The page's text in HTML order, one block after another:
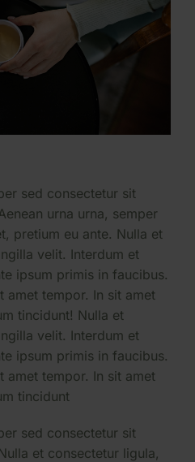
sed consectetur sit
urna urna, semper
pretium eu ante. Nulla et
velit. Interdum et
ipsum primis in faucibus.
amet tempor. In sit amet
tincidunt! Nulla et
velit. Interdum et
ipsum primis in faucibus.
amet tempor. In sit amet
tincidunt
sed consectetur sit
et consectetur ligula,